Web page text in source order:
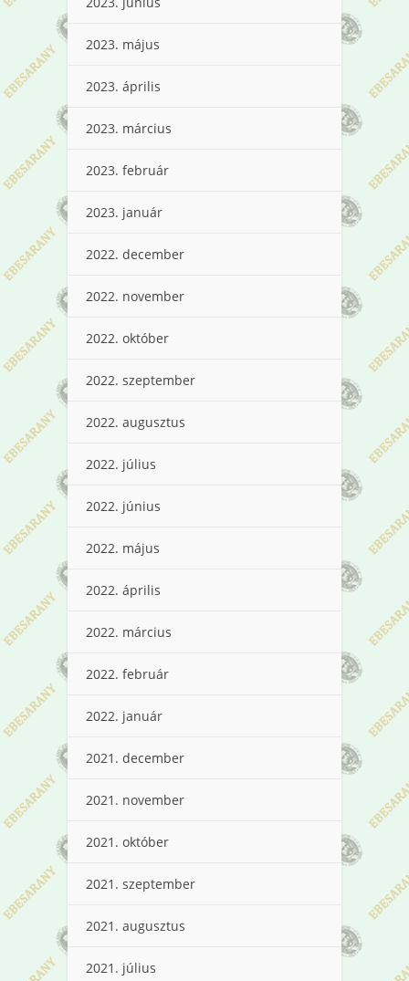
2023. május
2023. április
2023. március
2023. február
2023. január
2022. december
2022. november
2022. október
2022. szeptember
2022. augusztus
2022. július
2022. június
2022. május
2022. április
2022. március
2022. február
2022. január
2021. december
2021. november
2021. október
2021. szeptember
2021. augusztus
2021. július